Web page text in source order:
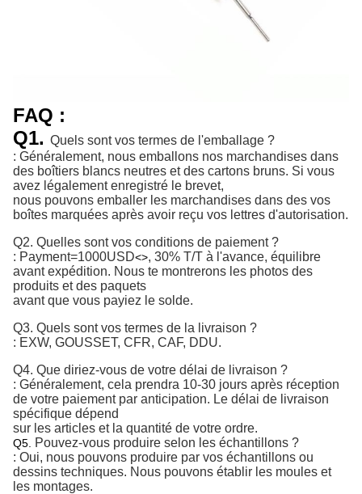
FAQ :
Q1. Quels sont vos termes de l'emballage ?
: Généralement, nous emballons nos marchandises dans
des boîtiers blancs neutres et des cartons bruns. Si vous
avez légalement enregistré le brevet,
nous pouvons emballer les marchandises dans des vos
boîtes marquées après avoir reçu vos lettres d'autorisation.
Q2. Quelles sont vos conditions de paiement ?
: Payment=1000USD<>, 30% T/T à l'avance, équilibre
avant expédition. Nous te montrerons les photos des
produits et des paquets
avant que vous payiez le solde.
Q3. Quels sont vos termes de la livraison ?
: EXW, GOUSSET, CFR, CAF, DDU.
Q4. Que diriez-vous de votre délai de livraison ?
: Généralement, cela prendra 10-30 jours après réception
de votre paiement par anticipation. Le délai de livraison
spécifique dépend
sur les articles et la quantité de votre ordre.
Q5.
Pouvez-vous produire selon les échantillons ?
: Oui, nous pouvons produire par vos échantillons ou
dessins techniques. Nous pouvons établir les moules et
les montages.